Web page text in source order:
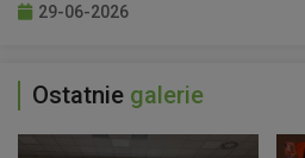
29-06-2026
Ostatnie galerie